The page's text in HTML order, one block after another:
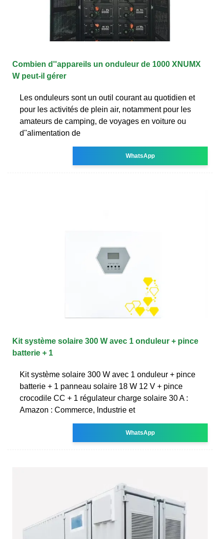
Combien d''appareils un onduleur de 1000 XNUMX
W peut-il gérer
Les onduleurs sont un outil courant au quotidien et
pour les activités de plein air, notamment pour les
amateurs de camping, de voyages en voiture ou
d''alimentation de
WhatsApp
Kit système solaire 300 W avec 1 onduleur + pince
batterie + 1
Kit système solaire 300 W avec 1 onduleur + pince
batterie + 1 panneau solaire 18 W 12 V + pince
crocodile CC + 1 régulateur charge solaire 30 A :
Amazon : Commerce, Industrie et
WhatsApp